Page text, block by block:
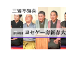
三遊亭遊喜